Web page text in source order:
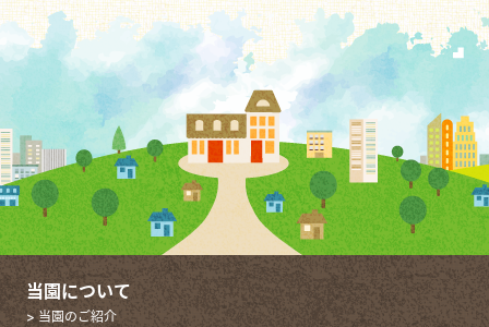
当園について
> 当園のご紹介